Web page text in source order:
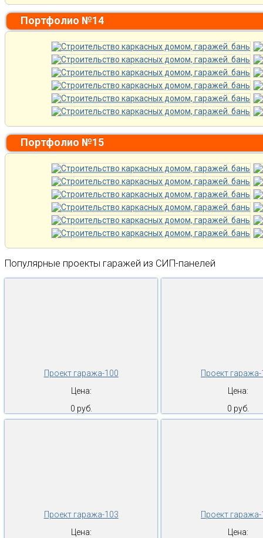
Портфолио №14
Портфолио №15
Популярные проекты гаражей из СИП-панелей
Проект гаража-100
Цена:
0 руб.
Проект
Цена:
0 руб.
Проект гаража-103
Цена:
Проект
Цена: